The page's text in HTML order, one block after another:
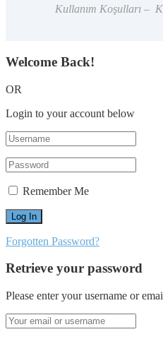
Kullanım Koşulları –
Welcome Back!
OR
Login to your account below
Remember Me
Forgotten Password?
Retrieve your password
Please enter your username or